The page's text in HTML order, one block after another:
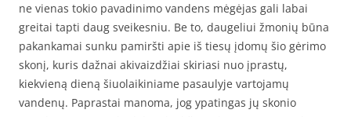
ne vienas tokio pavadinimo vandens mėgėjas gali labai
greitai tapti daug sveikesniu. Be to, daugeliui žmonių būna
pakankamai sunku pamiršti apie iš tiesų įdomų šio gėrimo
skonį, kuris dažnai akivaizdžiai skiriasi nuo įprastų,
kiekvieną dieną šiuolaikiniame pasaulyje vartojamų
vandenų. Paprastai manoma, jog ypatingas jų skonio